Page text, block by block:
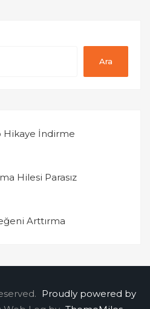
Ara
Hikaye İndirme
Hilesi Parasız
Arttırma
Proudly powered by